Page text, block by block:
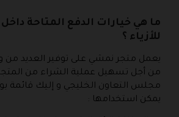
ما هي خيارات الدفع المتاحة
للأزياء ؟
يعمل متجر نمشي على توفير العديد من
من أجل تسهيل عملية الشراء من
مجلس التعاون الخليجي و إليك قائمة
يمكن استخدامها :